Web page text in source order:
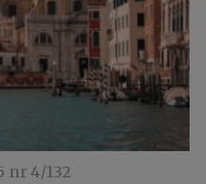
nr 4/132